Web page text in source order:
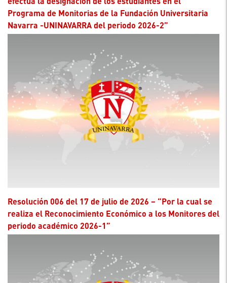
Programa de Monitorias de la Fundación Universitaria
Navarra -UNINAVARRA del periodo 2026-2”
Resolución 006 del 17 de julio de 2026 – “Por la cual se
realiza el Reconocimiento Económico a los Monitores del
periodo académico 2026-1”